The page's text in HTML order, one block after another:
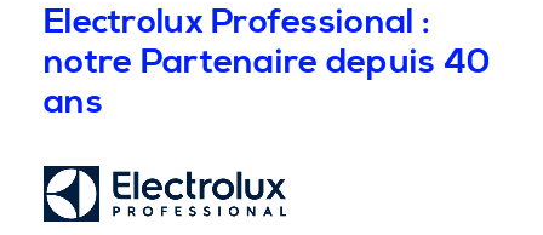
Electrolux Professional :
notre Partenaire depuis 40
ans